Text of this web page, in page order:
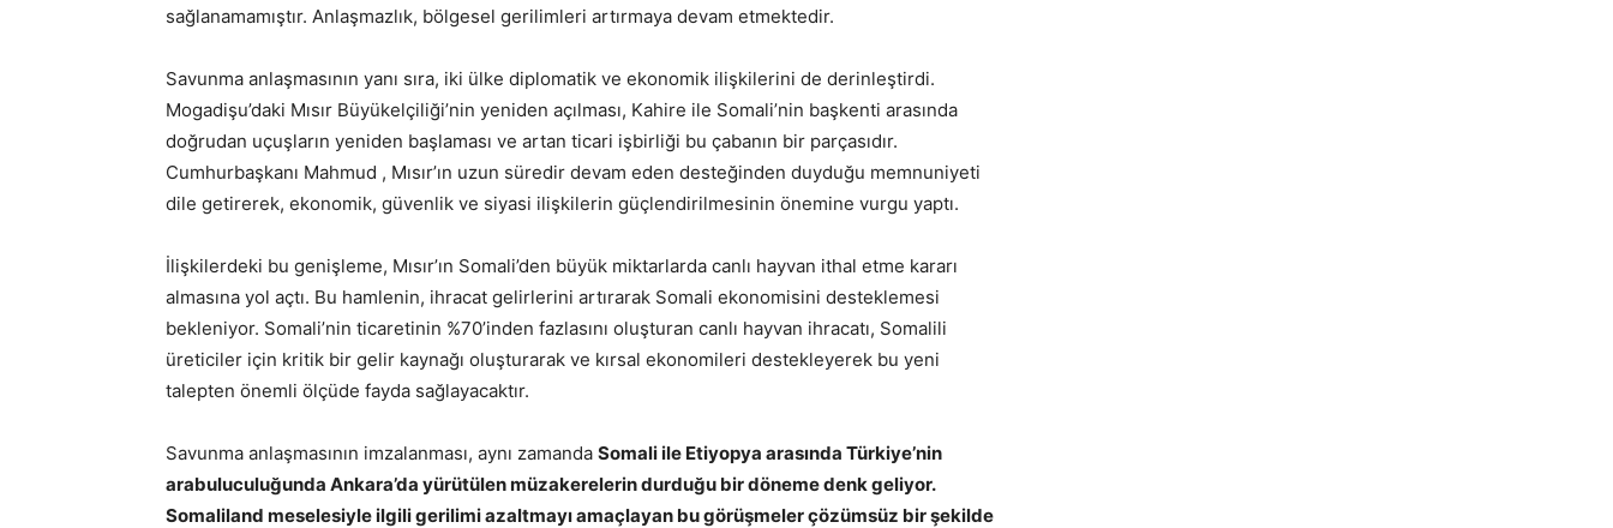
sağlanamamıştır. Anlaşmazlık, bölgesel gerilimleri artırmaya devam etmektedir.
Savunma anlaşmasının yanı sıra, iki ülke diplomatik ve ekonomik ilişkilerini de derinleştirdi.
Mogadişu’daki Mısır Büyükelçiliği’nin yeniden açılması, Kahire ile Somali’nin başkenti arasında
doğrudan uçuşların yeniden başlaması ve artan ticari işbirliği bu çabanın bir parçasıdır.
Cumhurbaşkanı Mahmud , Mısır’ın uzun süredir devam eden desteğinden duyduğu memnuniyeti
dile getirerek, ekonomik, güvenlik ve siyasi ilişkilerin güçlendirilmesinin önemine vurgu yaptı.
İlişkilerdeki bu genişleme, Mısır’ın Somali’den büyük miktarlarda canlı hayvan ithal etme kararı
almasına yol açtı. Bu hamlenin, ihracat gelirlerini artırarak Somali ekonomisini desteklemesi
bekleniyor. Somali’nin ticaretinin %70’inden fazlasını oluşturan canlı hayvan ihracatı, Somalili
üreticiler için kritik bir gelir kaynağı oluşturarak ve kırsal ekonomileri destekleyerek bu yeni
talepten önemli ölçüde fayda sağlayacaktır.
Savunma anlaşmasının imzalanması, aynı zamanda Somali ile Etiyopya arasında Türkiye’nin
arabuluculuğunda Ankara’da yürütülen müzakerelerin durduğu bir döneme denk geliyor.
Somaliland meselesiyle ilgili gerilimi azaltmayı amaçlayan bu görüşmeler çözümsüz bir şekilde